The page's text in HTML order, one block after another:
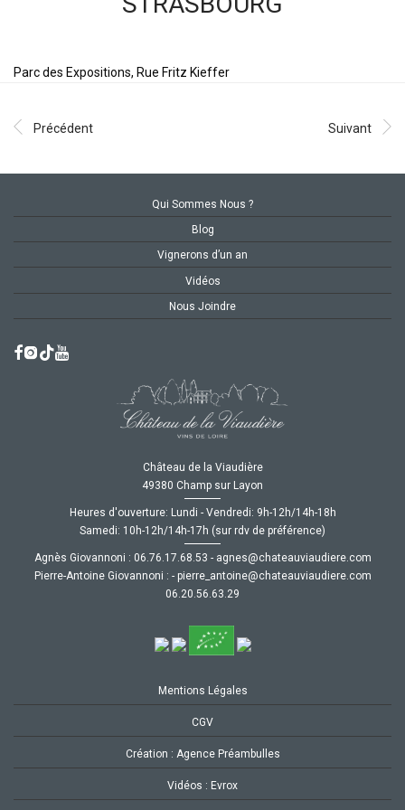
Parc des Expositions, Rue Fritz Kieffer
Précédent Suivant
Qui Sommes Nous ?
Blog
Vignerons d’un an
Vidéos
Nous Joindre
Château de la Viaudière
49380 Champ sur Layon
Heures d'ouverture: Lundi - Vendredi: 9h-12h/14h-18h
Samedi: 10h-12h/14h-17h (sur rdv de préférence)
Agnès Giovannoni : moc.ereiduaivuaetahc@senga
-
35.86.71.67.60
Pierre-Antoine Giovannoni :
moc.ereiduaivuaetahc@eniotna_erreip
-
92.36.65.02.60
Mentions Légales
CGV
Création : Agence Préambulles
Vidéos : Evrox